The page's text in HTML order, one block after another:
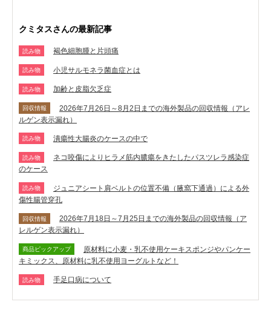
クミタスさんの最新記事
読み物 褐色細胞腫と片頭痛
読み物 小児サルモネラ菌血症とは
読み物 加齢と皮脂欠乏症
回収情報
2026年7月26日～8月2日までの海外製品の回収情報（アレ
ルゲン表示漏れ）
読み物 潰瘍性大腸炎のケースの中で
読み物
ネコ咬傷によりヒラメ筋内膿瘍をきたしたパスツレラ感染症
のケース
読み物
ジュニアシート肩ベルトの位置不備（腋窩下通過）による外
傷性腸管穿孔
回収情報
2026年7月18日～7月25日までの海外製品の回収情報（ア
レルゲン表示漏れ）
商品ピックアップ
原材料に小麦・乳不使用ケーキスポンジやパンケー
キミックス、原材料に乳不使用ヨーグルトなど！
読み物 手足口病について